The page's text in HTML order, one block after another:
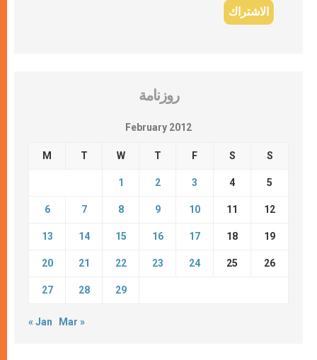
روزنامة
February 2012
M T W T F S S
1 2 3 4 5
6 7 8 9 10 11 12
13 14 15 16 17 18 19
20 21 22 23 24 25 26
27 28 29
« Jan Mar »